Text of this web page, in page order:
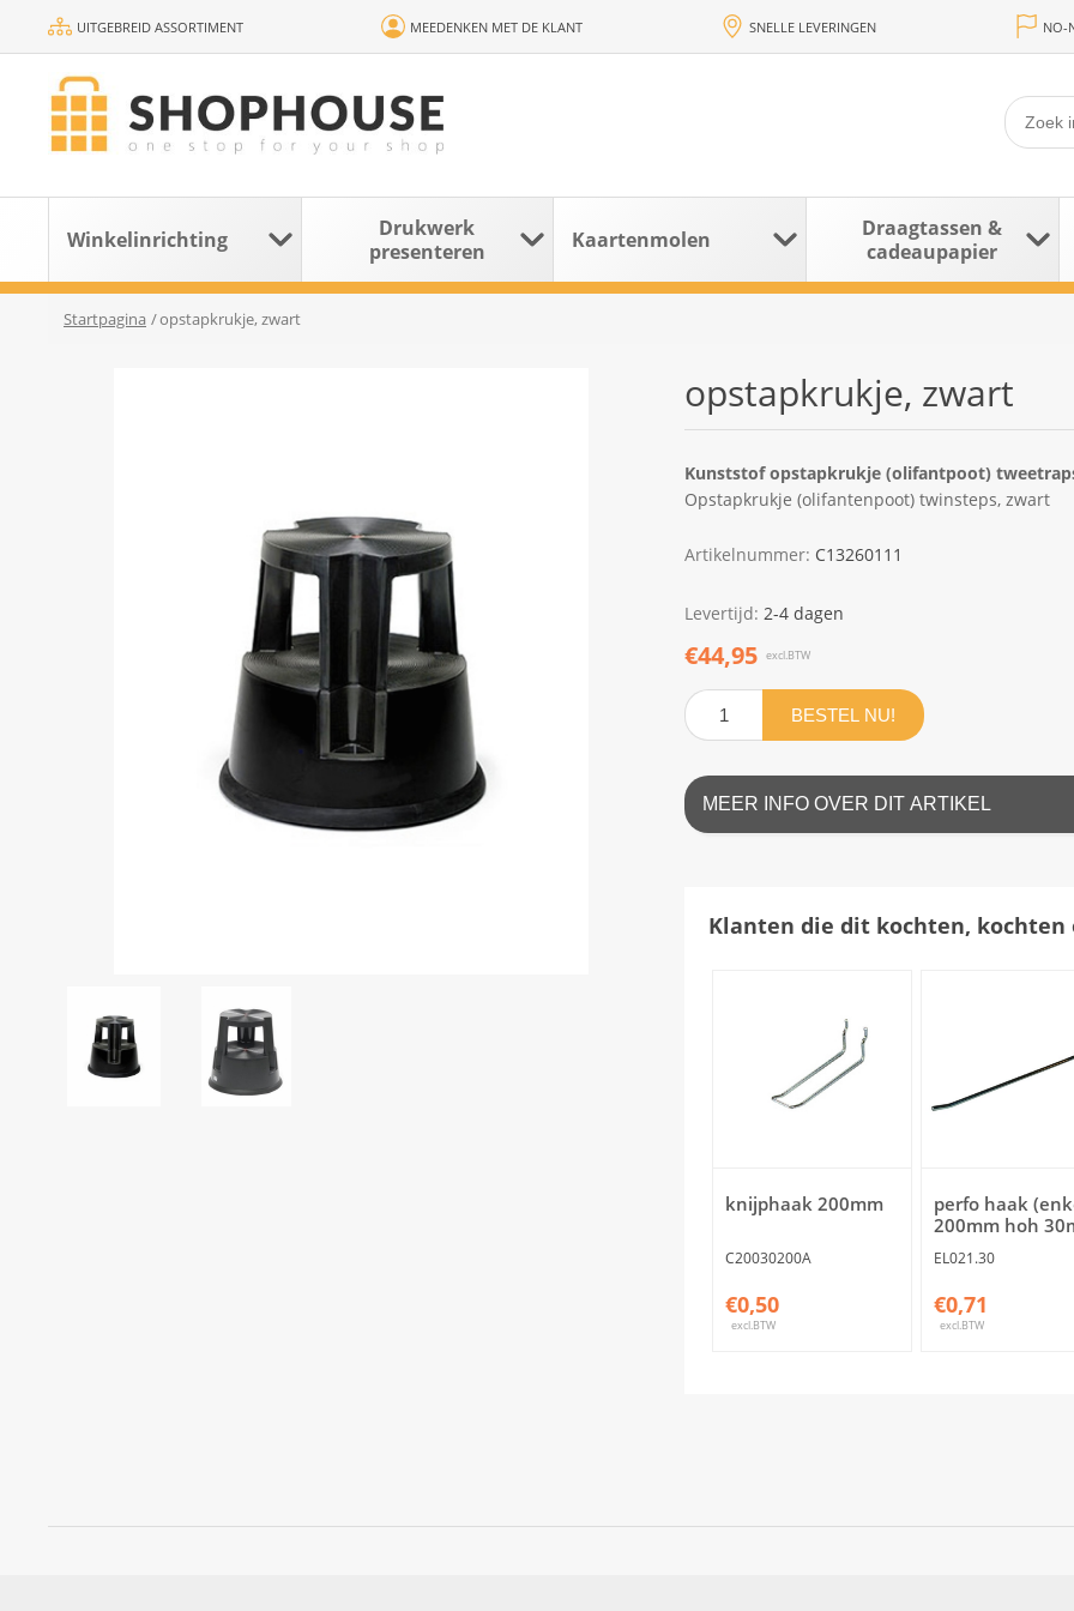
UITGEBREID ASSORTIMENT MEEDENKEN MET DE KLANT SNELLE LEVERINGEN NO-
Winkelinrichting
Drukwerk
presenteren
Kaartenmolen
Draagtassen &
cadeaupapier
Startpagina /opstapkrukje, zwart
opstapkrukje, zwart
Kunststof opstapkrukje (olifantpoot)
Opstapkrukje (olifantenpoot) twinsteps, zwart
Artikelnummer: C13260111
Levertijd: 2-4 dagen
€44,95 excl.BTW
BESTEL NU!
MEER INFO OVER DIT ARTIKEL
Klanten die dit kochten, kochten
knijphaak 200mm
C20030200A
€0,50
excl.BTW
perfo haak
200mm hoh
EL021.30
€0,71
excl.BTW